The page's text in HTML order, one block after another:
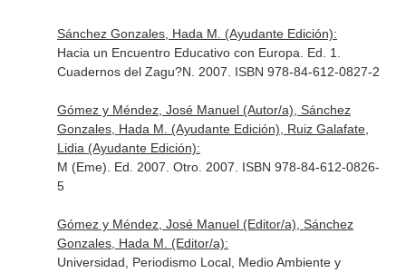
Sánchez Gonzales, Hada M. (Ayudante Edición):
Hacia un Encuentro Educativo con Europa. Ed. 1.
Cuadernos del Zagu?N. 2007. ISBN 978-84-612-0827-2
Gómez y Méndez, José Manuel (Autor/a), Sánchez
Gonzales, Hada M. (Ayudante Edición), Ruiz Galafate,
Lidia (Ayudante Edición):
M (Eme). Ed. 2007. Otro. 2007. ISBN 978-84-612-0826-
5
Gómez y Méndez, José Manuel (Editor/a), Sánchez
Gonzales, Hada M. (Editor/a):
Universidad, Periodismo Local, Medio Ambiente y